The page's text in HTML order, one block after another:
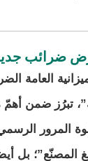
العامة
تبرُز ضمن
المالية 2025 خطوة
بل